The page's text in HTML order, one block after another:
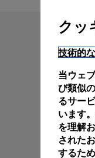
クッ
技術的
当ウェ
び類似
るサー
います
を理解
された
するた